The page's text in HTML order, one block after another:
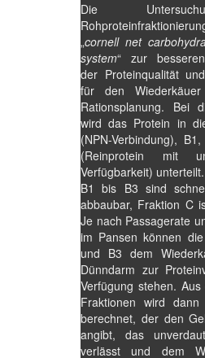
Die
„cornell net
system“ zur
der Proteinqualität
für den
Rationsplanung. Bei
wird das Protein in
(NPN-Verbindung),
(Reinprotein mit
Verfügbarkeit)
B1 bis B3 sind
abbaubar, Fraktion C
Je nach Passagerate
im Pansen können
und B3 dem
Dünndarm zur
Verfügung stehen.
Fraktionen wird dann
berechnet, der den
angibt, das
verlässt und dem